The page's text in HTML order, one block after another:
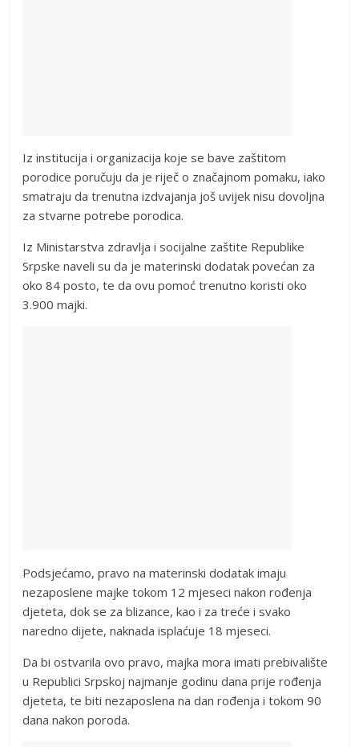
Iz institucija i organizacija koje se bave zaštitom
porodice poručuju da je riječ o značajnom pomaku, iako
smatraju da trenutna izdvajanja još uvijek nisu dovoljna
za stvarne potrebe porodica.
Iz Ministarstva zdravlja i socijalne zaštite Republike
Srpske naveli su da je materinski dodatak povećan za
oko 84 posto, te da ovu pomoć trenutno koristi oko
3.900 majki.
Podsjećamo, pravo na materinski dodatak imaju
nezaposlene majke tokom 12 mjeseci nakon rođenja
djeteta, dok se za blizance, kao i za treće i svako
naredno dijete, naknada isplaćuje 18 mjeseci.
Da bi ostvarila ovo pravo, majka mora imati prebivalište
u Republici Srpskoj najmanje godinu dana prije rođenja
djeteta, te biti nezaposlena na dan rođenja i tokom 90
dana nakon poroda.